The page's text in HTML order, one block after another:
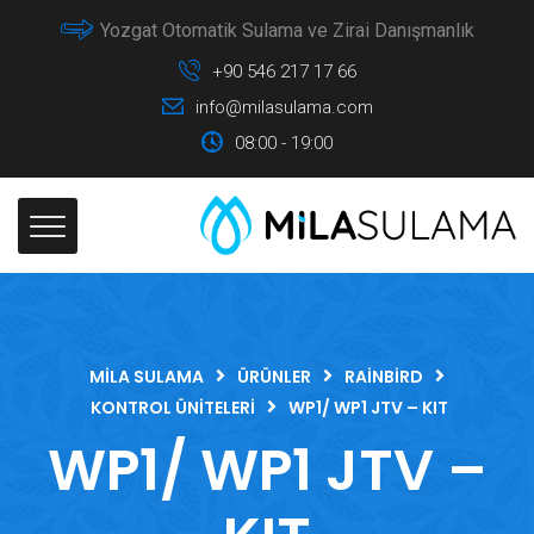
Yozgat Otomatik Sulama ve Zirai Danışmanlık
+90 546 217 17 66
info@milasulama.com
08:00 - 19:00
MILA SULAMA ÜRÜNLER
RAINBIRD
KONTROL ÜNITELERI
WP1/ WP1 JTV – KIT
WP1/ WP1 JTV –